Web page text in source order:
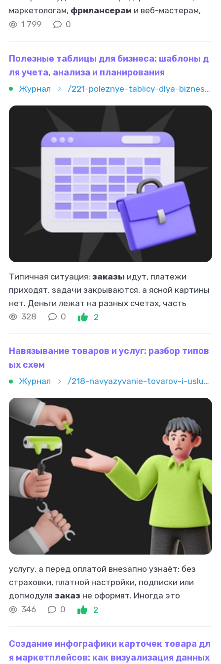
маркетологам, фрилансерам и веб-мастерам,
которые хотят расширить возможности своего
1 799 0
Полезные таблицы для бизнеса: шаблоны д
ля учета, анализа и планирования
Журнал /221-poleznye-tablicy-dlya-biznesa-shablony-dlya-ucheta-analiza-i-planirovaniya
Типичная ситуация: заказы идут, платежи
приходят, задачи закрываются, а ясной картины
нет. Деньги лежат на разных счетах, часть
оплат в переписке, часть задач в голове, часть
328 0 2
Навязывание товаров и услуг: разбор типов
ых схем
Журнал /218-navyazyvanie-tovarov-i-uslug-razbor-tipovyh-shem
услугу, а перед оплатой внезапно узнаёт: без
страховки, платной настройки, подписки или
допмодуля заказ не оформят. Иногда это
честная допродажа. А иногда — давление, когда
346 0 2
Создание инфографики карточек товара дл
я маркетплейсов: как визуализация данных